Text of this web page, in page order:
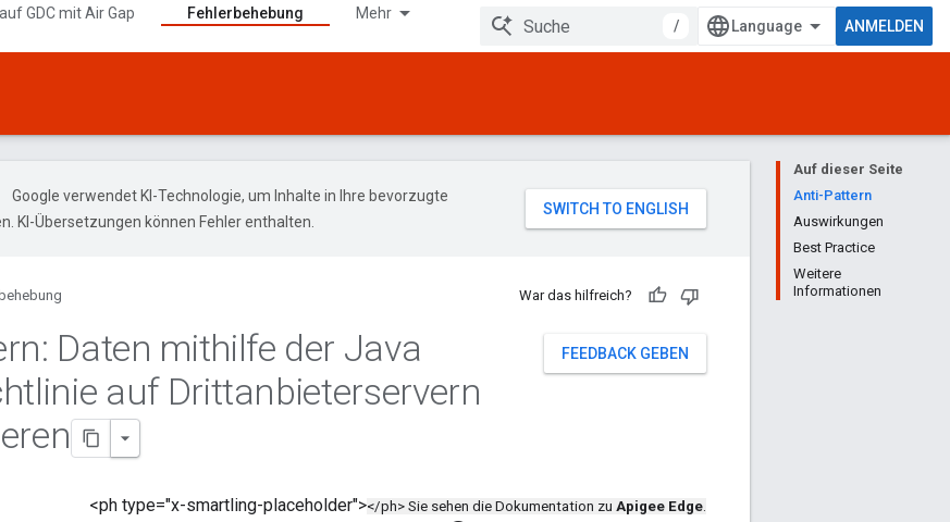
GDC mit Air Gap Fehlerbehebung Mehr
/ ANMELDEN
Auf dieser Seite
Anti-Pattern
Auswirkungen
Best Practice
Weitere
Informationen
Google verwendet KI-Technologie, um Inhalte in Ihre bevorzugte
KI-Übersetzungen können Fehler enthalten.
War das hilfreich?
FEEDBACK GEBEN
Daten mithilfe der Java
auf Drittanbieterservern
<ph type="x-smartling-placeholder"></ph> Sie sehen die Dokumentation zu Apigee Edge.